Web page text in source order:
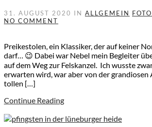
31. AUGUST 2020 IN ALLGEMEIN
NO COMMENT
Preikestolen, ein Klassiker, der auf keiner
darf… 😉 Dabei war Nebel mein Begleiter
auf dem Weg zur Felskanzel. Ich wusste
erwarten wird, war aber von der grandiosen
tollen […]
Continue Reading